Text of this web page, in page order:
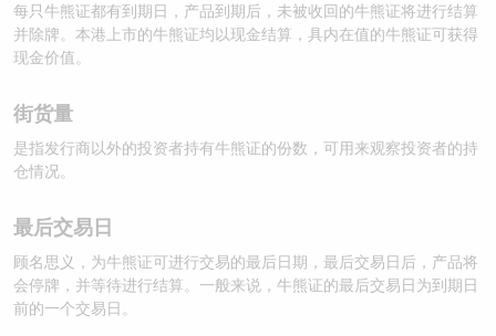
每只牛熊证都有到期日，产品到期后，未被收回的牛熊证将进行结算
并除牌。本港上市的牛熊证均以现金结算，具内在值的牛熊证可获得
现金价值。
街货量
是指发行商以外的投资者持有牛熊证的份数，可用来观察投资者的持
仓情况。
最后交易日
顾名思义，为牛熊证可进行交易的最后日期，最后交易日后，产品将
会停牌，并等待进行结算。一般来说，牛熊证的最后交易日为到期日
前的一个交易日。